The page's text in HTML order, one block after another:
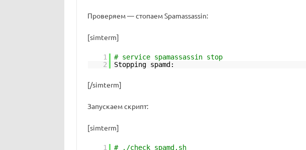
Проверяем — стопаем Spamassassin:
[simterm]
1
# service spamassassin stop
2
Stopping
[/simterm]
Запускаем скрипт:
[simterm]
1
# ./check_spamd.sh